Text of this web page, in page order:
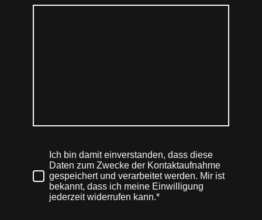
Ich bin damit einverstanden, dass diese
Daten zum Zwecke der Kontaktaufnahme
gespeichert und verarbeitet werden. Mir ist
bekannt, dass ich meine Einwilligung
jederzeit widerrufen kann.*